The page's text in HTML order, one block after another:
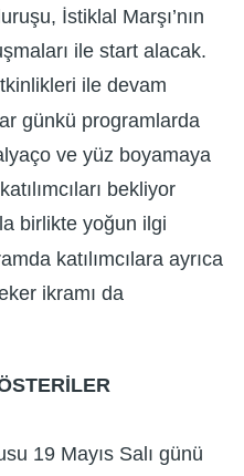
İstiklal Marşı’nın
ile start alacak.
ile devam
günkü programlarda
ve yüz boyamaya
bekliyor
birlikte yoğun ilgi
katılımcılara ayrıca
ikramı da
19 Mayıs Salı günü